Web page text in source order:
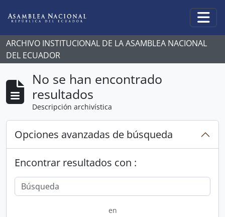
ARCHIVO INSTITUCIONAL DE LA ASAMBLEA NACIONAL
DEL ECUADOR
No se han encontrado
resultados
Descripción archivística
Opciones avanzadas de búsqueda
Encontrar resultados con :
en